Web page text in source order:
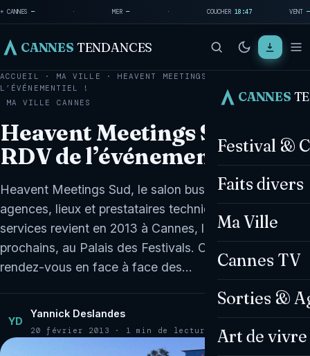
☀ CANNES — · MER— · COUCHER18:47 VENT —
CANNES TENDANCES
CANNES
Festival &
Faits divers
Ma Ville
Cannes TV
Sorties &
Art de vivre
ACCUEIL · MA VILLE · HEAVENT MEETINGS SUD, LE RDV DE
L’ÉVÉNEMENTIEL !
MA VILLE
CANNES
Heavent Meetings Sud, le
RDV de l’événementiel !
Heavent Meetings Sud, le salon business dédié aux
agences, lieux et prestataires techniques ou de
services revient en 2013 à Cannes, les 26 et 27 mars
prochains, au Palais des Festivals. Cette année, le
rendez-vous en face à face des…
YD
Yannick Deslandes
20 février 2013 · 1 min de lecture